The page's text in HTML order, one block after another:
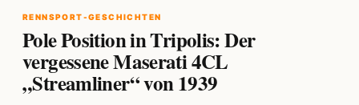
RENNSPORT-GESCHICHTEN
Pole Position in Tripolis: Der
vergessene Maserati 4CL
„Streamliner“ von 1939